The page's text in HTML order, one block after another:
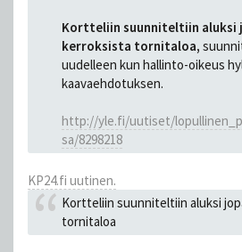
Kortteliin suunniteltiin aluksi
kerroksista tornitaloa,
uudelleen kun hallinto-oikeus
kaavaehdotuksen.
http://yle.fi/uutiset/
sa/8298218
KP24.fi uutinen.
Kortteliin suunniteltiin aluksi
tornitaloa